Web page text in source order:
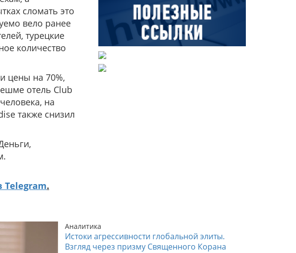
сломать это
вело ранее
турецкие
количество
цены на 70%,
отель Club
на
также снизил
Telegram.
Аналитика
Истоки агрессивности глобальной элиты.
Взгляд через призму Священного Корана